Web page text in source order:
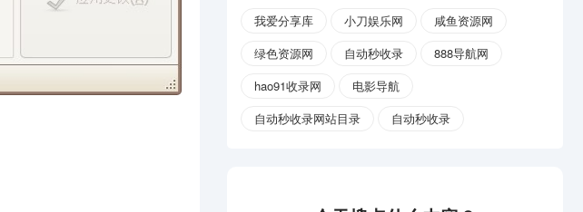
我爱分享库 小刀娱乐网
咸鱼资源网
绿色资源网
自动秒收录
888导航网
hao91收录网
电影导航
自动秒收录网站目录
自动秒收录